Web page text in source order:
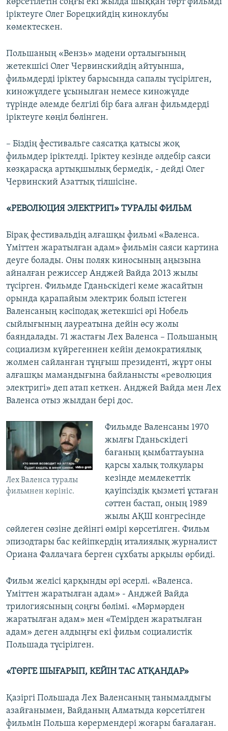
көрсетілетін соңғы екі жылда шыққан төрт фильмді
іріктеуге Олег Борецкийдің киноклубы
көмектескен.
Польшаның «Вензь» мәдени орталығының
жетекшісі Олег Червинскийдің айтуынша,
фильмдерді іріктеу барысында сапалы түсірілген,
киножүлдеге ұсынылған немесе киножүлде
түрінде әлемде белгілі бір баға алған фильмдерді
іріктеуге көңіл бөлінген.
– Біздің фестивальге саясатқа қатысы жоқ
фильмдер іріктелді. Іріктеу кезінде әлдебір саяси
көзқарасқа артықшылық бермедік, - дейді Олег
Червинский Азаттық тілшісіне.
«РЕВОЛЮЦИЯ ЭЛЕКТРИГІ» ТУРАЛЫ ФИЛЬМ
Бірақ фестивальдің алғашқы фильмі «Валенса.
Үміттен жаратылған адам» фильмін саяси картина
деуге болады. Оны поляк киносының аңызына
айналған режиссер Анджей Вайда 2013 жылы
түсірген. Фильмде Гданьскідегі кеме жасайтын
орында қарапайым электрик болып істеген
Валенсаның кәсіподақ жетекшісі әрі Нобель
сыйлығының лауреатына дейін өсу жолы
баяндалады. 71 жастағы Лех Валенса – Польшаның
социализм күйрегеннен кейін демократиялық
жолмен сайланған тұңғыш президенті, жұрт оны
алғашқы мамандығына байланысты «революция
электригі» деп атап кеткен. Анджей Вайда мен Лех
Валенса отыз жылдан бері дос.
Лех Валенса туралы
фильмнен көрініс.
Фильмде Валенсаны 1970
жылғы Гданьскідегі
бағаның қымбаттауына
қарсы халық толқулары
кезінде мемлекеттік
қауіпсіздік қызметі ұстаған
сәттен бастап, оның 1989
жылы АҚШ конгресінде
сөйлеген сөзіне дейінгі өмірі көрсетілген. Фильм
эпизодтары бас кейіпкердің италиялық журналист
Ориана Фаллачаға берген сұхбаты арқылы өрбиді.
Фильм желісі қарқынды әрі әсерлі. «Валенса.
Үміттен жаратылған адам» - Анджей Вайда
трилогиясының соңғы бөлімі. «Мәрмәрден
жаратылған адам» мен «Темірден жаратылған
адам» деген алдыңғы екі фильм социалистік
Польшада түсірілген.
«ТӨРГЕ ШЫҒАРЫП, КЕЙІН ТАС АТҚАНДАР»
Қазіргі Польшада Лех Валенсаның танымалдығы
азайғанымен, Вайданың Алматыда көрсетілген
фильмін Польша көрермендері жоғары бағалаған.